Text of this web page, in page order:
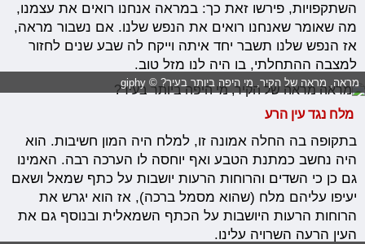
השתקפויות, פירשו זאת כך: במראה אנחנו רואים את עצמנו,
מה שאומר שאנחנו רואים את הנפש שלנו. אם נשבור מראה,
אז הנפש שלנו תשבר יחד איתה וייקח לה שבע שנים לחזור
למצבה ההתחלתי, בו היה לנו מזל טוב.
מראה, מראה של הקיר, מי היפה ביותר בעיר? © giphy
מלח נגד עין הרע
בתקופה בה החלה אמונה זו, למלח היה המון חשיבות. הוא
היה נחשב כמתנת הטבע ואף יוחסה לו הערכה רבה. האמינו
גם כן כי השדים והרוחות הרעות יושבות על כתף שמאל ושאם
יעיפו עליהם מלח (שהוא מסמל ברכה), אז הוא יגרש את
הרוחות הרעות היושבות על הכתף השמאלית ובנוסף גם את
העין הרעה השרויה עלינו.